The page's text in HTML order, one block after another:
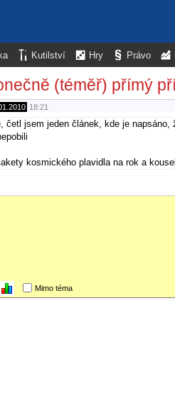
Kutilství Hry Právo
(téměř) přímý
18:21
četl jsem jeden článek, kde je
kosmického plavidla na rok a
Mimo téma